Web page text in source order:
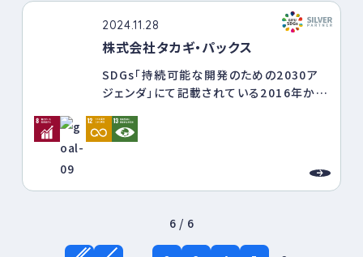
2024.11.28
株式会社タカギ・パックス
SDGs「持続可能な開発のための2030ア
ジェンダ」にて記載されている2016年から
弊社では今の時代を予見するかのように、
物流業界の荷崩れ防止対策品のリユース
の出来ることを実直に取り組み続けていき
6 / 6